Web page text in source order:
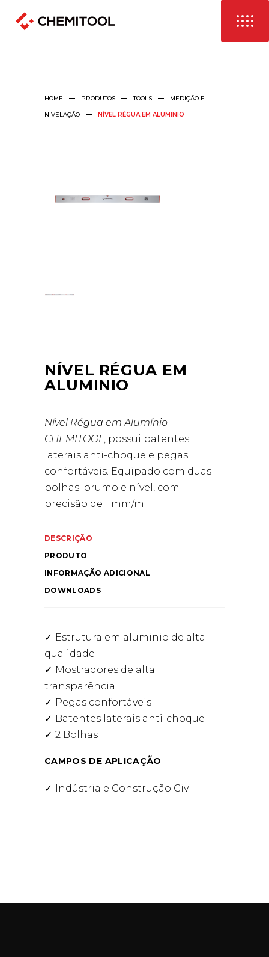
HOME PRODUTOS TOOLS MEDIÇÃO E
NIVELAÇÃO NÍVEL RÉGUA EM ALUMINIO
NÍVEL RÉGUA EM
ALUMINIO
Nível Régua em Alumínio
CHEMITOOL, possui batentes
laterais anti-choque e pegas
confortáveis. Equipado com duas
bolhas: prumo e nível, com
precisão de 1 mm/m.
DESCRIÇÃO
INFORMAÇÃO ADICIONAL
PRODUTO
DOWNLOADS
Estrutura em aluminio de alta
qualidade
Mostradores de alta
transparência
Pegas confortáveis
Batentes laterais anti-choque
2 Bolhas
CAMPOS DE APLICAÇÃO
Indústria e Construção Civil